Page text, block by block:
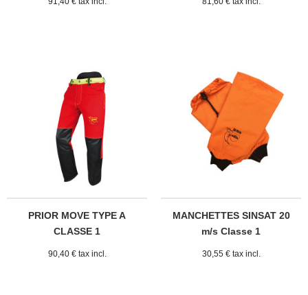
PRIOR MOVE TYPE A
CLASSE 1
90,40 € tax incl.
MANCHETTES SINSAT 20
m/s Classe 1
30,55 € tax incl.